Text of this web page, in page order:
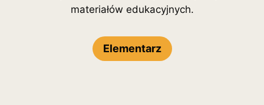
materiałów edukacyjnych.
Elementarz